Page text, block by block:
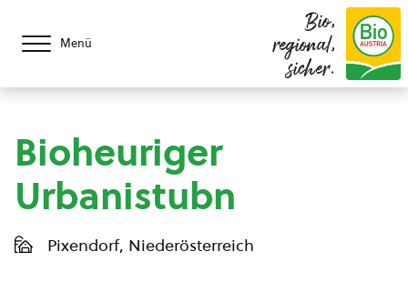
Menü
Bio,
regional,
sicher.
Bioheuriger
Urbanistubn
Pixendorf, Niederösterreich